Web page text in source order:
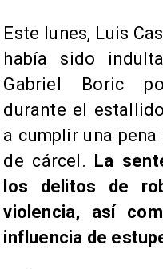
Este lunes, Luis
había sido
Gabriel Boric
durante el
a cumplir una
de cárcel. La
los delitos de
violencia, así
influencia de